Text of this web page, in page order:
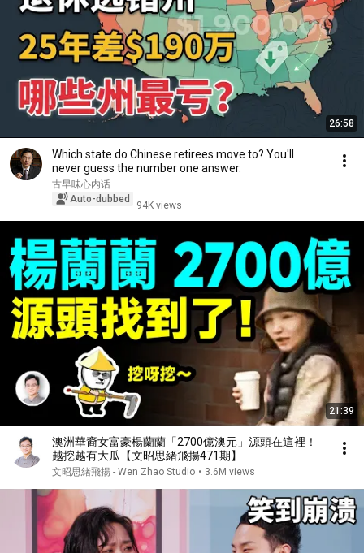
26:58
Which state do Chinese retirees move to? You'll
never guess the number one answer.
古早味心内话
Auto-dubbed
94K views
21:39
澳洲華裔女富豪楊蘭蘭「2700億澳元」源頭在這裡！
越挖越有大瓜【文昭思緒飛揚471期】
文昭思緒飛揚 - Wen Zhao Studio • 3.6M views